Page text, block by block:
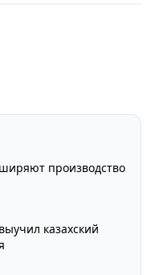
производство
казахский